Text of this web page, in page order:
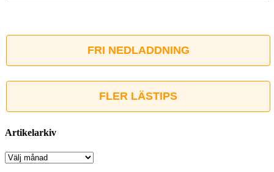
FRI NEDLADDNING
FLER LÄSTIPS
Artikelarkiv
Artikelarkiv